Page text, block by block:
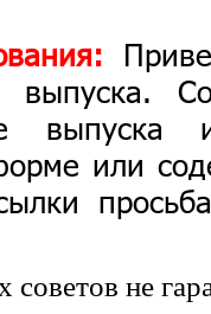
выпуска.
выпуска
или
не